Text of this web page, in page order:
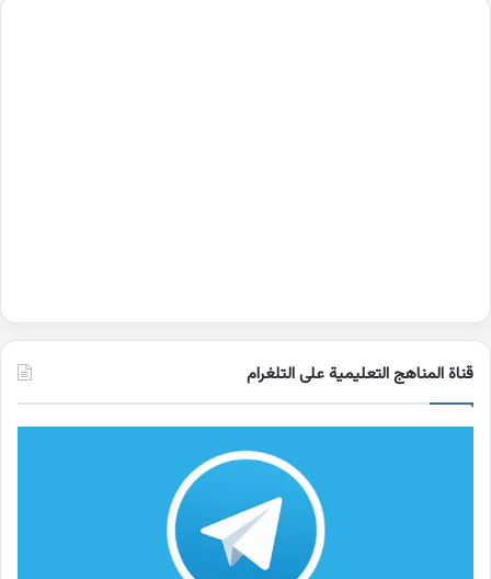
قناة المناهج التعليمية على التلغرام